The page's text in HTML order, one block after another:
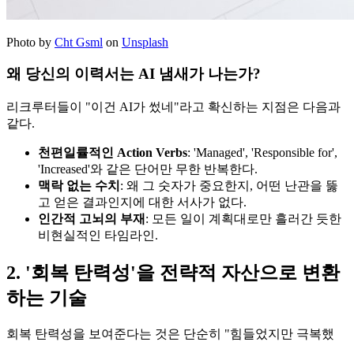
Photo by Cht Gsml on Unsplash
왜 당신의 이력서는 AI 냄새가 나는가?
리크루터들이 "이건 AI가 썼네"라고 확신하는 지점은 다음과
같다.
천편일률적인 Action Verbs: 'Managed', 'Responsible for',
'Increased'와 같은 단어만 무한 반복한다.
맥락 없는 수치 : 왜 그 숫자가 중요한지, 어떤 난관을 뚫
고 얻은 결과인지에 대한 서사가 없다.
인간적 고뇌의 부재 : 모든 일이 계획대로만 흘러간 듯한
비현실적인 타임라인.
2. '회복 탄력성'을 전략적 자산으로 변환
하는 기술
회복 탄력성을 보여준다는 것은 단순히 "힘들었지만 극복했